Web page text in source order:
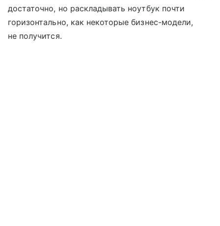
достаточно, но раскладывать ноутбук почти
горизонтально, как некоторые бизнес-модели,
не получится.